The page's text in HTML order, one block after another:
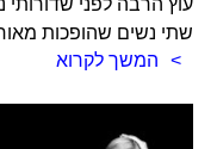
עוץ הרבה לפני שדורותי
שתי נשים שהופכות
המשך לקרוא